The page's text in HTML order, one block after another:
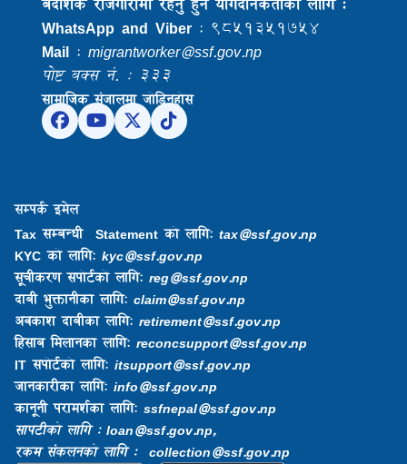
WhatsApp and Viber : ९८५१३५१७५४
Mail : migrantworker@ssf.gov.np
पोष्ट बक्स नं. : ३३३
सामाजिक संजालमा जोडिनुहोस
सम्पर्क इमेल
Tax सम्बन्धी Statement को लागि: tax@ssf.gov.np
KYC को लागि: kyc@ssf.gov.np
सूचीकरण सपोर्टको लागि: reg@ssf.gov.np
दाबी भुक्तानीका लागि: claim@ssf.gov.np
अवकाश दाबीका लागि: retirement@ssf.gov.np
हिसाब मिलानका लागि: reconcsupport@ssf.gov.np
IT सपोर्टको लागि: itsupport@ssf.gov.np
जानकारीका लागि: info@ssf.gov.np​
कानूनी परामर्शका लागि: ssfnepal@ssf.gov.np​
सापटीको लागि : loan@ssf.gov.np,
रकम संकलनको लागि : collection@ssf.gov.np